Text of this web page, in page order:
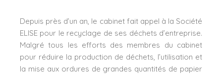
Depuis près d’un an, le cabinet fait appel à la Société
ELISE pour le recyclage de ses déchets d’entreprise.
Malgré tous les efforts des membres du cabinet
pour réduire la production de déchets, l’utilisation et
la mise aux ordures de grandes quantités de papier